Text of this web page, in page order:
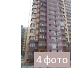
4 фото